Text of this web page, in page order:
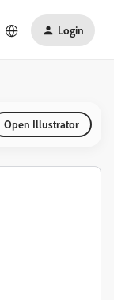
Login
Open Illustrator